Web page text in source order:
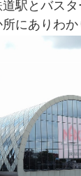
駅とバス
にありわか